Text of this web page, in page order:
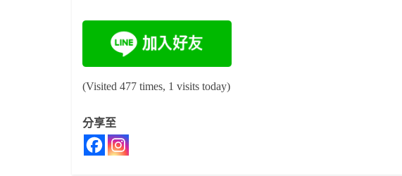
(Visited 477 times, 1 visits today)
分享至